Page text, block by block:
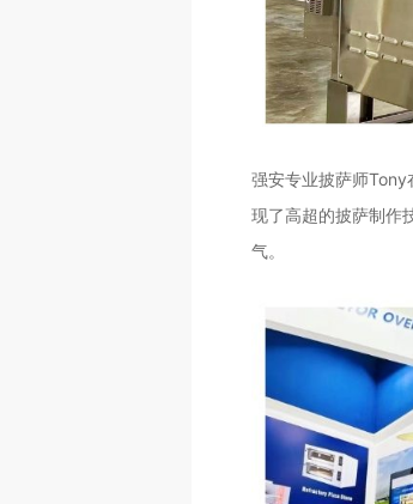
强安专业披萨师Tony
现了高超的披萨制作
气。